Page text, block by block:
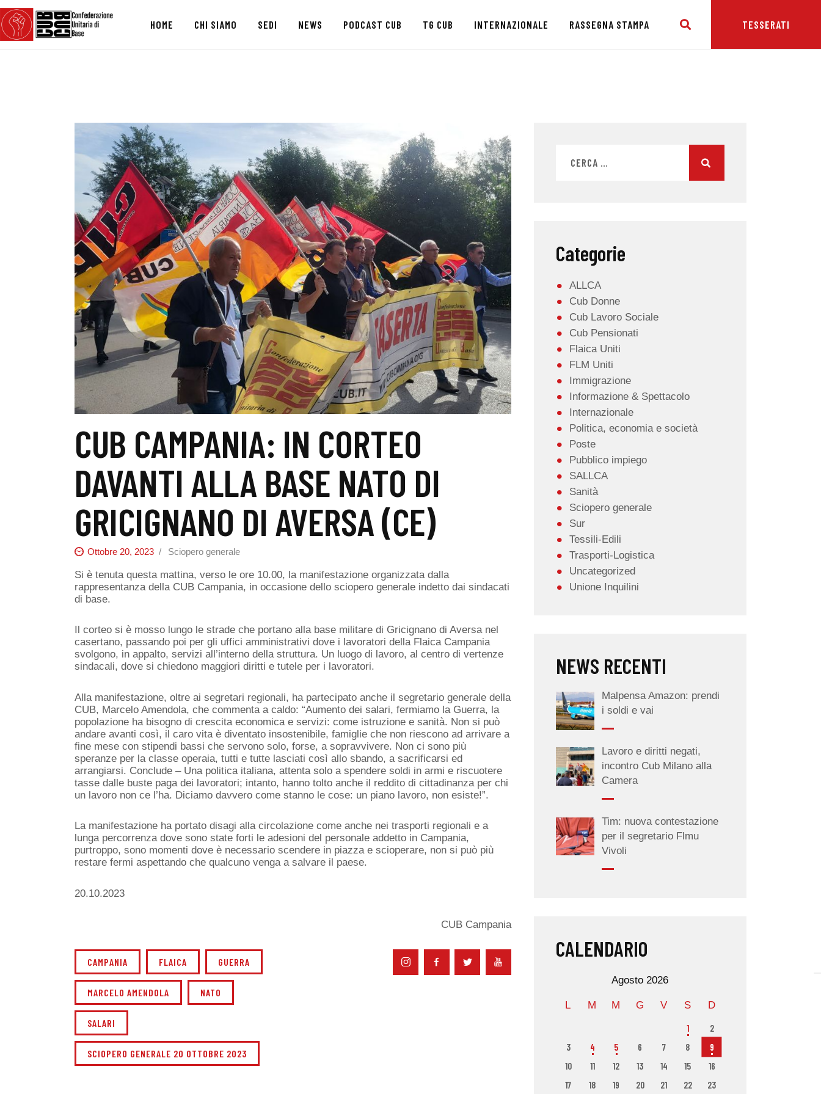
HOME CHI SIAMO SEDI NEWS PODCAST CUB TG CUB INTERNAZIONALE RASSEGNA STAMPA TESSERATI
HOME
CHI SIAMO
NEWS
PODCAST CUB
TG CUB
INTERNAZIONALE
RASSEGNA STAMPA
CUB CAMPANIA: IN CORTEO
DAVANTI ALLA BASE NATO DI
GRICIGNANO DI AVERSA (CE)
Ottobre 20, 2023 Sciopero generale
Si è tenuta questa mattina, verso le ore 10.00, la manifestazione organizzata dalla
rappresentanza della CUB Campania, in occasione dello sciopero generale indetto dai sindacati
di base.
Il corteo si è mosso lungo le strade che portano alla base militare di Gricignano di Aversa nel
casertano, passando poi per gli uffici amministrativi dove i lavoratori della Flaica Campania
svolgono, in appalto, servizi all’interno della struttura. Un luogo di lavoro, al centro di vertenze
sindacali, dove si chiedono maggiori diritti e tutele per i lavoratori.
Alla manifestazione, oltre ai segretari regionali, ha partecipato anche il segretario generale della
CUB, Marcelo Amendola, che commenta a caldo: “Aumento dei salari, fermiamo la Guerra, la
popolazione ha bisogno di crescita economica e servizi: come istruzione e sanità. Non si può
andare avanti così, il caro vita è diventato insostenibile, famiglie che non riescono ad arrivare a
fine mese con stipendi bassi che servono solo, forse, a sopravvivere. Non ci sono più
speranze per la classe operaia, tutti e tutte lasciati così allo sbando, a sacrificarsi ed
arrangiarsi. Conclude – Una politica italiana, attenta solo a spendere soldi in armi e riscuotere
tasse dalle buste paga dei lavoratori; intanto, hanno tolto anche il reddito di cittadinanza per chi
un lavoro non ce l’ha. Diciamo davvero come stanno le cose: un piano lavoro, non esiste!”.
La manifestazione ha portato disagi alla circolazione come anche nei trasporti regionali e a
lunga percorrenza dove sono state forti le adesioni del personale addetto in Campania,
purtroppo, sono momenti dove è necessario scendere in piazza e scioperare, non si può più
restare fermi aspettando che qualcuno venga a salvare il paese.
20.10.2023
CUB Campania
CAMPANIA FLAICA GUERRA
MARCELO AMENDOLA NATO
SALARI
SCIOPERO GENERALE 20 OTTOBRE 2023
Categorie
ALLCA
Cub Donne
Cub Lavoro Sociale
Cub Pensionati
Flaica Uniti
FLM Uniti
Immigrazione
Informazione & Spettacolo
Internazionale
Politica, economia e società
Poste
Pubblico impiego
SALLCA
Sanità
Sciopero generale
Sur
Tessili-Edili
Trasporti-Logistica
Uncategorized
Unione Inquilini
NEWS RECENTI
Malpensa Amazon: prendi
i soldi e vai
Lavoro e diritti negati,
incontro Cub Milano alla
Camera
Tim: nuova contestazione
per il segretario Flmu
Vivoli
CALENDARIO
Agosto 2026
L M M G V S D
1
2
3
4 5 6 7 8
9
10
11 12 13 14 15
16
17
18 19 20 21 22 23